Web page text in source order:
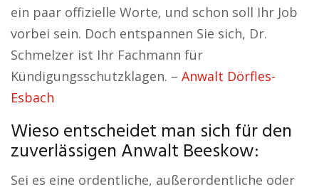
ein paar offizielle Worte, und schon soll Ihr Job
vorbei sein. Doch entspannen Sie sich, Dr.
Schmelzer ist Ihr Fachmann für
Kündigungsschutzklagen. – Anwalt Dörfles-
Esbach
Wieso entscheidet man sich für den
zuverlässigen Anwalt Beeskow:
Sei es eine ordentliche, außerordentliche oder